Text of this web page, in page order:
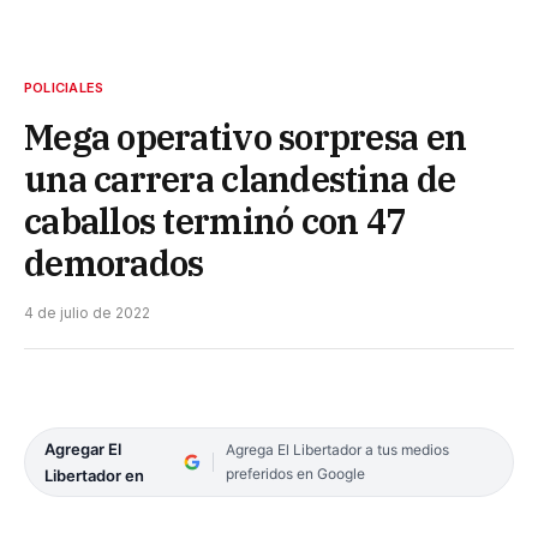
POLICIALES
Mega operativo sorpresa en
una carrera clandestina de
caballos terminó con 47
demorados
4 de julio de 2022
Agregar El
Libertador en
Agrega El Libertador a tus medios
preferidos en Google